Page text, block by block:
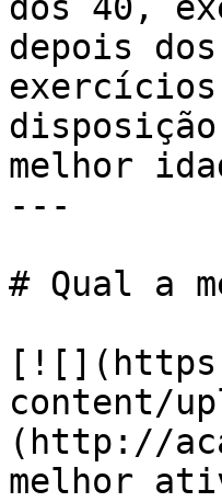
depois
melhor
---
# Qual a
content/
(http://
melhor